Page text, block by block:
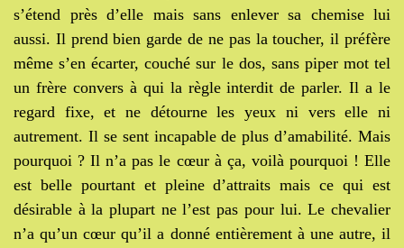
s’étend près d’elle mais sans enlever sa chemise lui
aussi. Il prend bien garde de ne pas la toucher, il préfère
même s’en écarter, couché sur le dos, sans piper mot tel
un frère convers à qui la règle interdit de parler. Il a le
regard fixe, et ne détourne les yeux ni vers elle ni
autrement. Il se sent incapable de plus d’amabilité. Mais
pourquoi ? Il n’a pas le cœur à ça, voilà pourquoi ! Elle
est belle pourtant et pleine d’attraits mais ce qui est
désirable à la plupart ne l’est pas pour lui.Le chevalier
n’a qu’un cœur qu’il a donné entièrement à une autre, il